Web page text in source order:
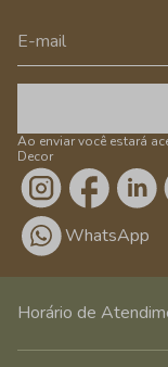
Ao enviar você estará
Decor
WhatsApp
Horário de